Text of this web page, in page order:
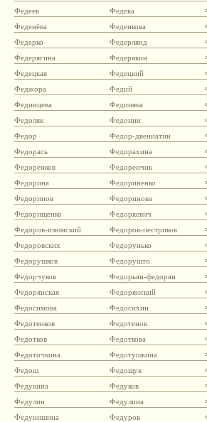
Федеев
Федека
Феденёва
Феденкова
Федерко
Федерлянд
Федерягина
Федерякин
Федецкая
Федецкий
Феджора
Федий
Фединцева
Фединяка
Федоляк
Федонин
Федор
Федор-двениатин
Федорась
Федорахина
Федоренков
Федоренчик
Федорина
Федориненко
Федоринов
Федоринова
Федорищенко
Федоркевич
Федоров-изюмский
Федоров-пестриков
Федоровских
Федорунько
Федорушков
Федорушто
Федорчуков
Федорьян-федорян
Федорянская
Федорянский
Федосимова
Федосихин
Федотенков
Федотенок
Федотков
Федоткова
Федоточкина
Федотушкина
Федош
Федощук
Федукина
Федуков
Федулин
Федулина
Федунишина
Федуров